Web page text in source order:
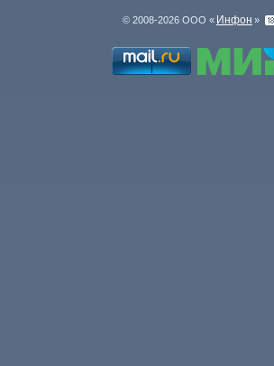
© 2008-2026 ООО « Инфон »